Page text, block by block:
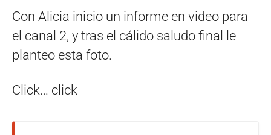
Con Alicia inicio un informe en video para
el canal 2, y tras el cálido saludo final le
planteo esta foto.
Click… click